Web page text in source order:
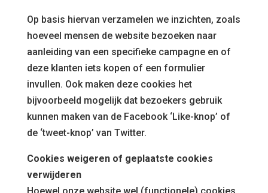
Op basis hiervan verzamelen we inzichten, zoals
hoeveel mensen de website bezoeken naar
aanleiding van een specifieke campagne en of
deze klanten iets kopen of een formulier
invullen. Ook maken deze cookies het
bijvoorbeeld mogelijk dat bezoekers gebruik
kunnen maken van de Facebook ‘Like-knop’ of
de ‘tweet-knop’ van Twitter.
Cookies weigeren of geplaatste cookies
verwijderen